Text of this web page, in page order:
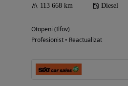
113 668 km Diesel
Otopeni (Ilfov)
Profesionist • Reactualizat